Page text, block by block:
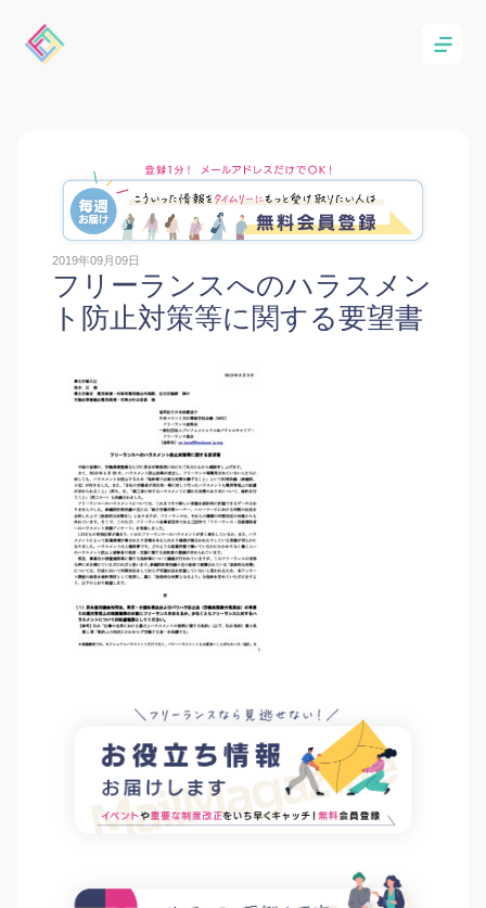
2019年09月09日
フリーランスへのハラスメン
ト防止対策等に関する要望書